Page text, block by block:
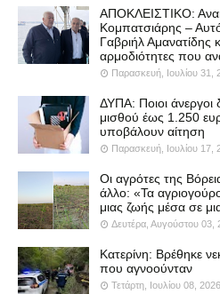
ΑΠΟΚΛΕΙΣΤΙΚΟ:
Κομπατσιάρης –
Γαβριήλ Αμανατίδης
αρμοδιότητες που
Παρασκευή, Ιουλίου 31,
ΔΥΠΑ: Ποιοι άνεργοι
μισθού έως 1.250
υποβάλουν αίτηση
Παρασκευή, Ιουλίου 17,
Οι αγρότες της
άλλο: «Τα
μιας ζωής μέσα σε
Δευτέρα, Αυγούστου 03,
Κατερίνη: Βρέθηκε
που αγνοούνταν
Τετάρτη, Ιουλίου 08, 2026